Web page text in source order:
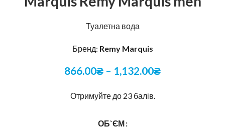
Туалетна вода
Бренд: Remy Marquis
866.00₴ – 1,132.00₴
Отримуйте до 23 балів.
ОБ`ЄМ